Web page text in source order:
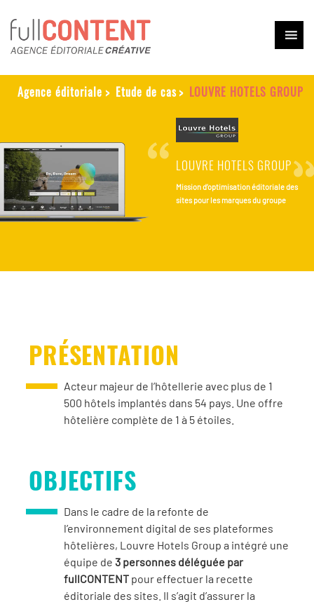
Agence éditoriale > Etude de cas> LOUVRE HOTELS GROUP
LOUVRE HOTELS GROUP
Mission d’optimisation éditoriale des
sites pour les marques du groupe
PRÉSENTATION
Acteur majeur de l’hôtellerie avec plus de 1
500 hôtels implantés dans 54 pays. Une offre
hôtelière complète de 1 à 5 étoiles.
OBJECTIFS
Dans le cadre de la refonte de
l’environnement digital de ses plateformes
hôtelières, Louvre Hotels Group a intégré une
équipe de 3 personnes déléguée par
fullCONTENTpour effectuer la recette
éditoriale des sites. Il s’agit d’assurer la